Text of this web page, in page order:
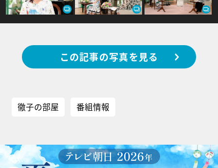
この記事の写真を見る
徹子の部屋 番組情報